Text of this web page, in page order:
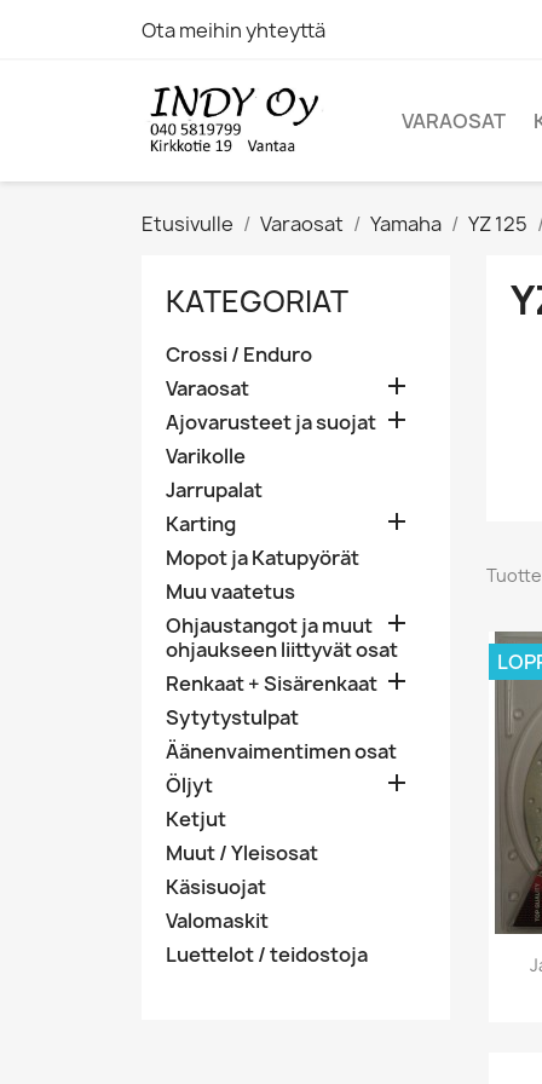
Ota meihin yhteyttä
VARAOSAT
Etusivulle Varaosat Yamaha YZ 125
KATEGORIAT
Crossi / Enduro
Varaosat

Ajovarusteet ja suojat 
Varikolle
Jarrupalat
Karting

Mopot ja Katupyörät
Muu vaatetus
Ohjaustangot ja muut
ohjaukseen liittyvät osat

Renkaat + Sisärenkaat 
Sytytystulpat
Äänenvaimentimen osat
Öljyt

Ketjut
Muut / Yleisosat
Käsisuojat
Valomaskit
Luettelot / teidostoja